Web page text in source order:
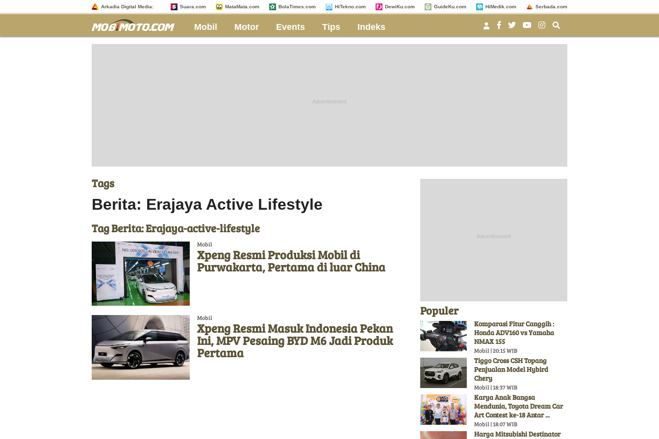
Arkadia Digital Media: Suara.com MataMata.com BolaTimes.com HiTekno.com DewiKu.com GuideKu.com HiMedik.com Serbada.com
Mobil Motor Events Tips Indeks
Tags
Berita: Erajaya Active Lifestyle
Tag Berita: Erajaya-active-lifestyle
Mobil
Xpeng Resmi Produksi Mobil di
Purwakarta, Pertama di luar China
Mobil
Xpeng Resmi Masuk Indonesia Pekan
Ini, MPV Pesaing BYD M6 Jadi Produk
Pertama
Populer
Komparasi Fitur Canggih :
Honda ADV160 vs Yamaha
NMAX 155
Mobil | 20:15 WIB
Tiggo Cross CSH Topang
Penjualan Model Hybird
Chery
Mobil | 18:37 WIB
Karya Anak Bangsa
Mendunia, Toyota Dream Car
Art Contest ke-18 Antar ...
Mobil | 18:07 WIB
Harga Mitsubishi Destinator